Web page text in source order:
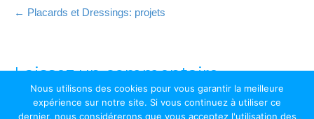
← Placards et Dressings: projets
Laissez un commentaire
Vous devez êtreconnectésafin de publier un commentaire.
Nous utilisons des cookies pour vous garantir la meilleure
expérience sur notre site. Si vous continuez à utiliser ce
dernier, nous considérerons que vous acceptez l'utilisation des